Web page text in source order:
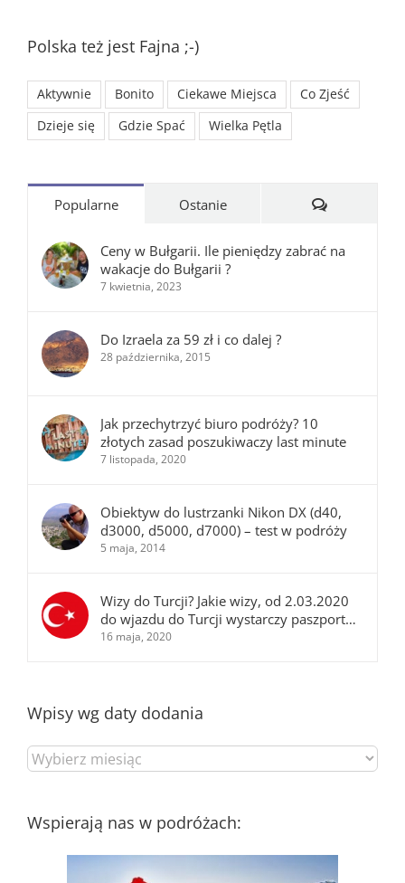
Polska też jest Fajna ;-)
Aktywnie Bonito Ciekawe Miejsca
Co Zjeść
Dzieje się
Gdzie Spać Wielka Pętla
Popularne Ostanie Komentarze
Ceny w Bułgarii. Ile pieniędzy zabrać na
wakacje do Bułgarii ?
7 kwietnia, 2023
Do Izraela za 59 zł i co dalej ?
28 października, 2015
Jak przechytrzyć biuro podróży? 10
złotych zasad poszukiwaczy last minute
7 listopada, 2020
Obiektyw do lustrzanki Nikon DX (d40,
d3000, d5000, d7000) – test w podróży
5 maja, 2014
Wizy do Turcji? Jakie wizy, od 2.03.2020
do wjazdu do Turcji wystarczy paszport…
16 maja, 2020
Wpisy wg daty dodania
Wpisy
wg
Wspierają nas w podróżach: